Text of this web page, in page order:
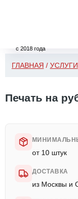
с 2018 года
ГЛАВНАЯ / УСЛУГИ
Печать на
от 10 штук
ДОСТАВКА
из Москвы и